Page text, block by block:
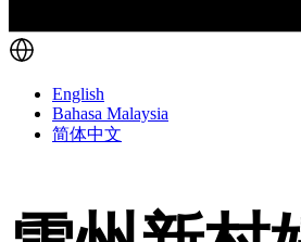
English
Bahasa Malaysia
简体中文